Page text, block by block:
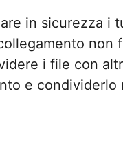
in sicurezza i
non
i file con
e condividerlo